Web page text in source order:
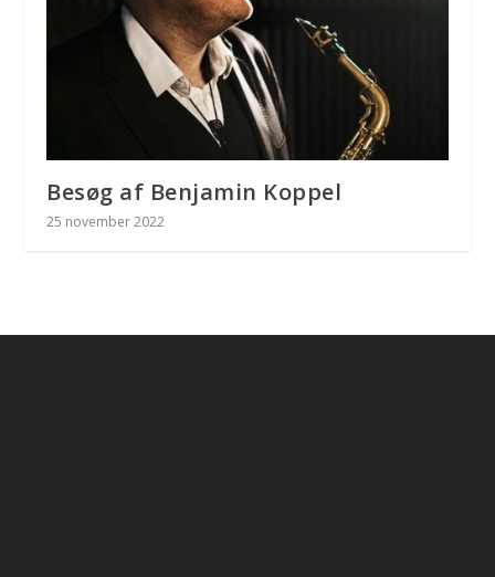
Besøg af Benjamin Koppel
25 november 2022